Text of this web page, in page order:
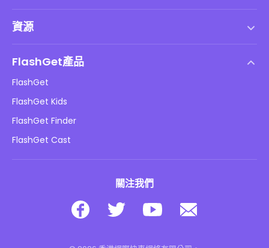
DMCA 政策
隱私政策
廣告政策
不要出售我的資訊
資源
兒童在線安全
下載
FlashGet產品
FlashGet
FlashGet Kids
FlashGet Finder
FlashGet Cast
關注我們